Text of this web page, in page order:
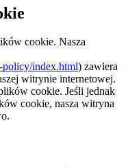
cookie. Nasza
index.html) zawiera
witrynie internetowej.
cookie. Jeśli jednak
cookie, nasza witryna